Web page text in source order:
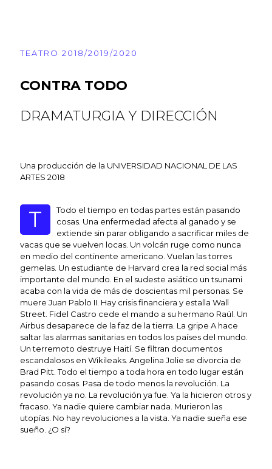
TEATRO 2018/2019/2020
CONTRA TODO
DRAMATURGIA Y DIRECCIÓN
Una producción de la UNIVERSIDAD NACIONAL DE LAS
ARTES 2018
T
Todo el tiempo en todas partes están pasando
cosas. Una enfermedad afecta al ganado y se
extiende sin parar obligando a sacrificar miles de
vacas que se vuelven locas. Un volcán ruge como nunca
en medio del continente americano. Vuelan las torres
gemelas. Un estudiante de Harvard crea la red social más
importante del mundo. En el sudeste asiático un tsunami
acaba con la vida de más de doscientas mil personas. Se
muere Juan Pablo II. Hay crisis financiera y estalla Wall
Street. Fidel Castro cede el mando a su hermano Raúl. Un
Airbus desaparece de la faz de la tierra. La gripe A hace
saltar las alarmas sanitarias en todos los países del mundo.
Un terremoto destruye Haití. Se filtran documentos
escandalosos en Wikileaks. Angelina Jolie se divorcia de
Brad Pitt. Todo el tiempo a toda hora en todo lugar están
pasando cosas. Pasa de todo menos la revolución. La
revolución ya no. La revolución ya fue. Ya la hicieron otros y
fracaso. Ya nadie quiere cambiar nada. Murieron las
utopías. No hay revoluciones a la vista. Ya nadie sueña ese
sueño. ¿O sí?